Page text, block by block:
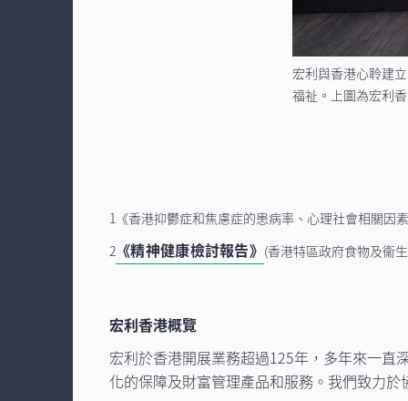
宏利與香港心聆建
福祉。上圖為宏利
1《香港抑鬱症和焦慮症的患病率、心理社會相關因
2 《精神健康檢討報告》 (香港特區政府食物及衞
宏利香港概覽
宏利於香港開展業務超過125年，多年來一直
化的保障及財富管理產品和服務。我們致力